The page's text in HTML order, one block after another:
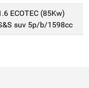
ECOTEC (85Kw)
suv 5p/b/1598cc